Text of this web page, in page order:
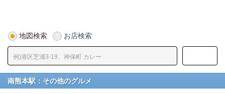
地図検索 お店検索
南熊本駅：その他のグルメ